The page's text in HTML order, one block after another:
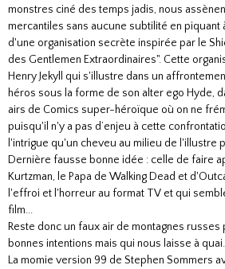
monstres ciné des temps jadis, nous
mercantiles sans aucune subtilité en piquant
d'une organisation secrète inspirée par le
des Gentlemen Extraordinaires". Cette
Henry Jekyll qui s'illustre dans un
héros sous la forme de son alter ego Hyde,
airs de Comics super-héroïque où on ne
puisqu'il n'y a pas d’enjeu à cette
l'intrigue qu'un cheveu au milieu de l'illustre
Dernière fausse bonne idée : celle de faire
Kurtzman, le Papa de Walking Dead et
l'effroi et l'horreur au format TV et qui
film...
Reste donc un faux air de montagnes
bonnes intentions mais qui nous laisse à quai.
La momie version 99 de Stephen Sommers